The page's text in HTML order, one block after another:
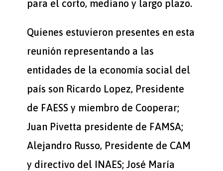
para el corto, mediano y largo plazo.
Quienes estuvieron presentes en esta
reunión representando a las
entidades de la economía social del
país son Ricardo Lopez, Presidente
de FAESS y miembro de Cooperar;
Juan Pivetta presidente de FAMSA;
Alejandro Russo, Presidente de CAM
y directivo del INAES; José María